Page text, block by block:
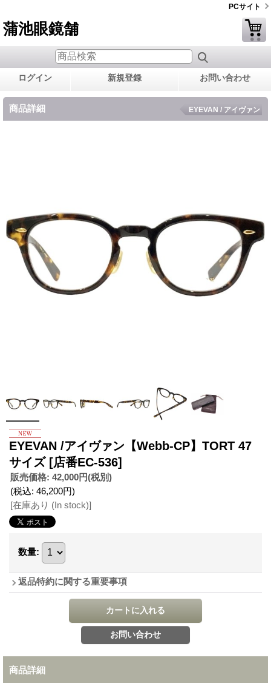
PCサイト
蒲池眼鏡舗
ログイン 新規登録 お問い合わせ
商品詳細 EYEVAN / アイヴァン
EYEVAN /アイヴァン【Webb-CP】TORT 47
サイズ [店番EC-536]
販売価格: 42,000円(税別)
(税込: 46,200円)
[在庫あり (In stock)]
数量:
返品特約に関する重要事項
商品詳細